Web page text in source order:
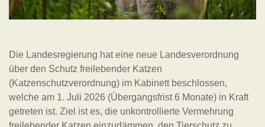
Die Landesregierung hat eine neue Landesverordnung
über den Schutz freilebender Katzen
(Katzenschutzverordnung) im Kabinett beschlossen,
welche am 1. Juli 2026 (Übergangsfrist 6 Monate) in Kraft
getreten ist. Ziel ist es, die unkontrollierte Vermehrung